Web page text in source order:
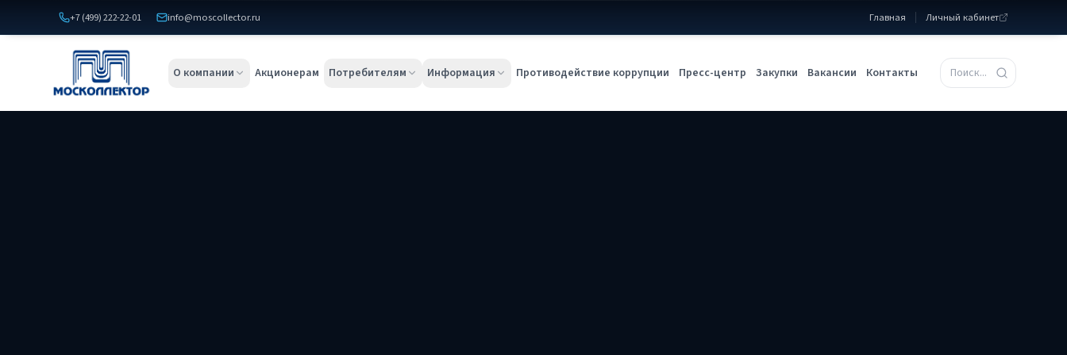
+7 (499) 222-22-01 info@moscollector.ru Главная Личный кабинет
О компании Акционерам Потребителям Информация Противодействие коррупции Пресс-центр Закупки Вакансии Контакты